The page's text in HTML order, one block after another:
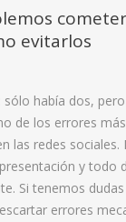
evitarlos
había dos,
de los errores
las redes sociales.
y todo
Si tenemos
errores